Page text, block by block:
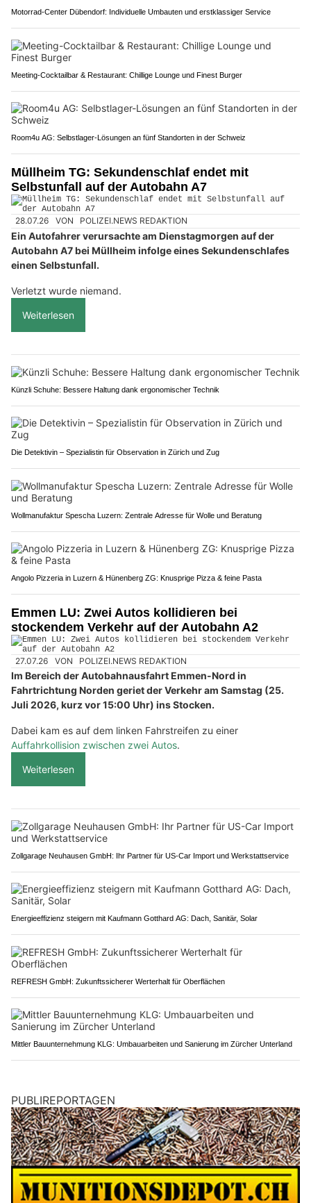
Motorrad-Center Dübendorf: Individuelle Umbauten und erstklassiger Service
Meeting-Cocktailbar & Restaurant: Chillige Lounge und Finest Burger
Room4u AG: Selbstlager-Lösungen an fünf Standorten in der Schweiz
Müllheim TG: Sekundenschlaf endet mit
Selbstunfall auf der Autobahn A7
28.07.26 VON POLIZEI.NEWS REDAKTION
Ein Autofahrer verursachte am Dienstagmorgen auf der
Autobahn A7 bei Müllheim infolge eines Sekundenschlafes
einen Selbstunfall.
Verletzt wurde niemand.
Weiterlesen
Künzli Schuhe: Bessere Haltung dank ergonomischer Technik
Die Detektivin – Spezialistin für Observation in Zürich und Zug
Wollmanufaktur Spescha Luzern: Zentrale Adresse für Wolle und Beratung
Angolo Pizzeria in Luzern & Hünenberg ZG: Knusprige Pizza & feine Pasta
Emmen LU: Zwei Autos kollidieren bei
stockendem Verkehr auf der Autobahn A2
27.07.26 VON POLIZEI.NEWS REDAKTION
Im Bereich der Autobahnausfahrt Emmen-Nord in
Fahrtrichtung Norden geriet der Verkehr am Samstag (25.
Juli 2026, kurz vor 15:00 Uhr) ins Stocken.
Dabei kam es auf dem linken Fahrstreifen zu einer
Auffahrkollision zwischen zwei Autos.
Weiterlesen
Zollgarage Neuhausen GmbH: Ihr Partner für US-Car Import und Werkstattservice
Energieeffizienz steigern mit Kaufmann Gotthard AG: Dach, Sanitär, Solar
REFRESH GmbH: Zukunftssicherer Werterhalt für Oberflächen
Mittler Bauunternehmung KLG: Umbauarbeiten und Sanierung im Zürcher Unterland
PUBLIREPORTAGEN